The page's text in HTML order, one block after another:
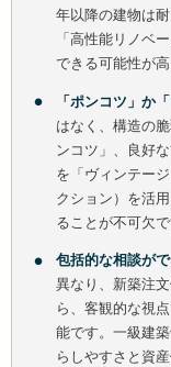
年以降の建物は
「高性能リノベ
できる可能性が高
「ポンコツ」か
はなく、構造の
ンコツ」、良好
を「ヴィンテー
クション）を活
ることが不可欠で
包括的な相談が
異なり、新築注
ら、客観的な視
能です。一級建
らしやすさと資